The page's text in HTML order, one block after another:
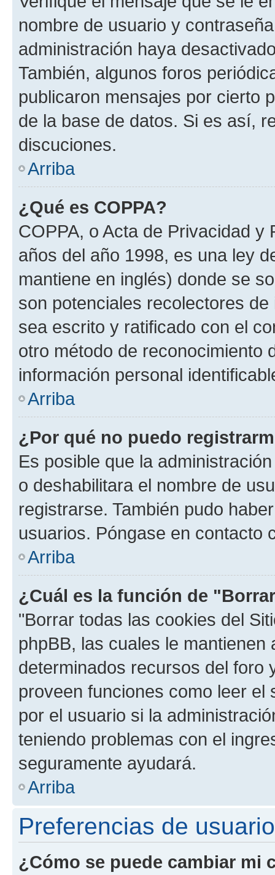
nombre de usuario y
administración haya
También, algunos foros
publicaron mensajes por cierto
de la base de datos. Si es así,
discuciones.
Arriba
¿Qué es COPPA?
COPPA, o Acta de Privacidad
años del año 1998, es una ley
mantiene en inglés) donde se
son potenciales recolectores
sea escrito y ratificado con el
otro método de reconocimiento
información personal
Arriba
¿Por qué no puedo
Es posible que la
o deshabilitara el nombre de
registrarse. También pudo
usuarios. Póngase en contacto
Arriba
¿Cuál es la función de
"Borrar todas las cookies del
phpBB, las cuales le
determinados recursos del foro
proveen funciones como leer el
por el usuario si la
teniendo problemas con el
seguramente ayudará.
Arriba
Preferencias de
¿Cómo se puede cambiar mi